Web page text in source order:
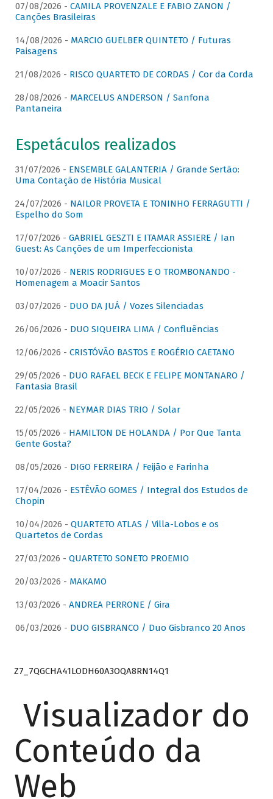
07/08/2026 - CAMILA PROVENZALE E FABIO ZANON /
Canções Brasileiras
14/08/2026 - MARCIO GUELBER QUINTETO / Futuras
Paisagens
21/08/2026 - RISCO QUARTETO DE CORDAS / Cor da Corda
28/08/2026 - MARCELUS ANDERSON / Sanfona
Pantaneira
Espetáculos realizados
31/07/2026 - ENSEMBLE GALANTERIA / Grande Sertão:
Uma Contação de História Musical
24/07/2026 - NAILOR PROVETA E TONINHO FERRAGUTTI /
Espelho do Som
17/07/2026 - GABRIEL GESZTI E ITAMAR ASSIERE / Ian
Guest: As Canções de um Imperfeccionista
10/07/2026 - NERIS RODRIGUES E O TROMBONANDO -
Homenagem a Moacir Santos
03/07/2026 - DUO DA JUÁ / Vozes Silenciadas
26/06/2026 - DUO SIQUEIRA LIMA / Confluências
12/06/2026 - CRISTÓVÃO BASTOS E ROGÉRIO CAETANO
29/05/2026 - DUO RAFAEL BECK E FELIPE MONTANARO /
Fantasia Brasil
22/05/2026 - NEYMAR DIAS TRIO / Solar
15/05/2026 - HAMILTON DE HOLANDA / Por Que Tanta
Gente Gosta?
08/05/2026 - DIGO FERREIRA / Feijão e Farinha
17/04/2026 - ESTÊVÃO GOMES / Integral dos Estudos de
Chopin
10/04/2026 - QUARTETO ATLAS / Villa-Lobos e os
Quartetos de Cordas
27/03/2026 - QUARTETO SONETO PROEMIO
20/03/2026 - MAKAMO
13/03/2026 - ANDREA PERRONE / Gira
06/03/2026 - DUO GISBRANCO / Duo Gisbranco 20 Anos
Z7_7QGCHA41LODH60A3OQA8RN14Q1
Visualizador do
Conteúdo da
Web